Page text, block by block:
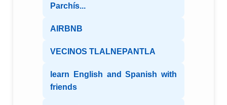
Parchís...
AIRBNB
VECINOS TLALNEPANTLA
learn English and Spanish with
friends